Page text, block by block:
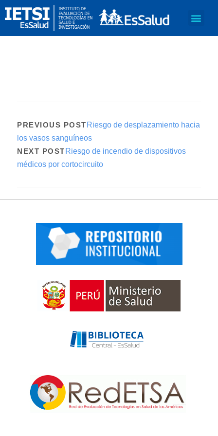
PREVIOUS POST Riesgo de desplazamiento hacia
los vasos sanguíneos
NEXT POST Riesgo de incendio de dispositivos
médicos por cortocircuito